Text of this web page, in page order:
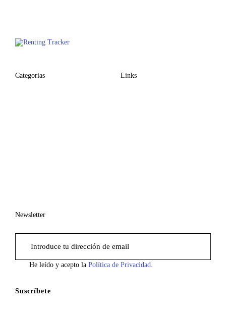
Categorias Links
Newsletter
He leído y acepto la Política de Privacidad.